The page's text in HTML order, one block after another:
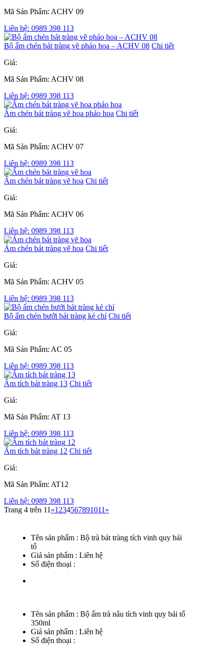
Mã Sản Phẩm: ACHV 09
Liên hệ: 0989 398 113
Bộ ấm chén bát tràng vẽ pháo hoa – ACHV 08 Chi tiết
Giá:
Mã Sản Phẩm: ACHV 08
Liên hệ: 0989 398 113
Ấm chén bát tràng vẽ hoa pháo hoa Chi tiết
Giá:
Mã Sản Phẩm: ACHV 07
Liên hệ: 0989 398 113
Ấm chén bát tràng vẽ hoa Chi tiết
Giá:
Mã Sản Phẩm: ACHV 06
Liên hệ: 0989 398 113
Ám chén bát tràng vẽ hoa Chi tiết
Giá:
Mã Sản Phẩm: ACHV 05
Liên hệ: 0989 398 113
Bộ ấm chén bưởi bát tràng kẻ chỉ Chi tiết
Giá:
Mã Sản Phẩm: AC 05
Liên hệ: 0989 398 113
Ấm tích bát tràng 13 Chi tiết
Giá:
Mã Sản Phẩm: AT 13
Liên hệ: 0989 398 113
Ấm tích bát tràng 12 Chi tiết
Giá:
Mã Sản Phẩm: AT12
Liên hệ: 0989 398 113
Trang 4 trên 11 «1 234567891011 »
Tên sản phẩm : Bộ trà bát tràng tích vinh quy bái
tổ
Giá sản phẩm : Liên hệ
Số điện thoại :
Tên sản phẩm : Bộ ấm trà nâu tích vinh quy bái tổ
350ml
Giá sản phẩm : Liên hệ
Số điện thoại :